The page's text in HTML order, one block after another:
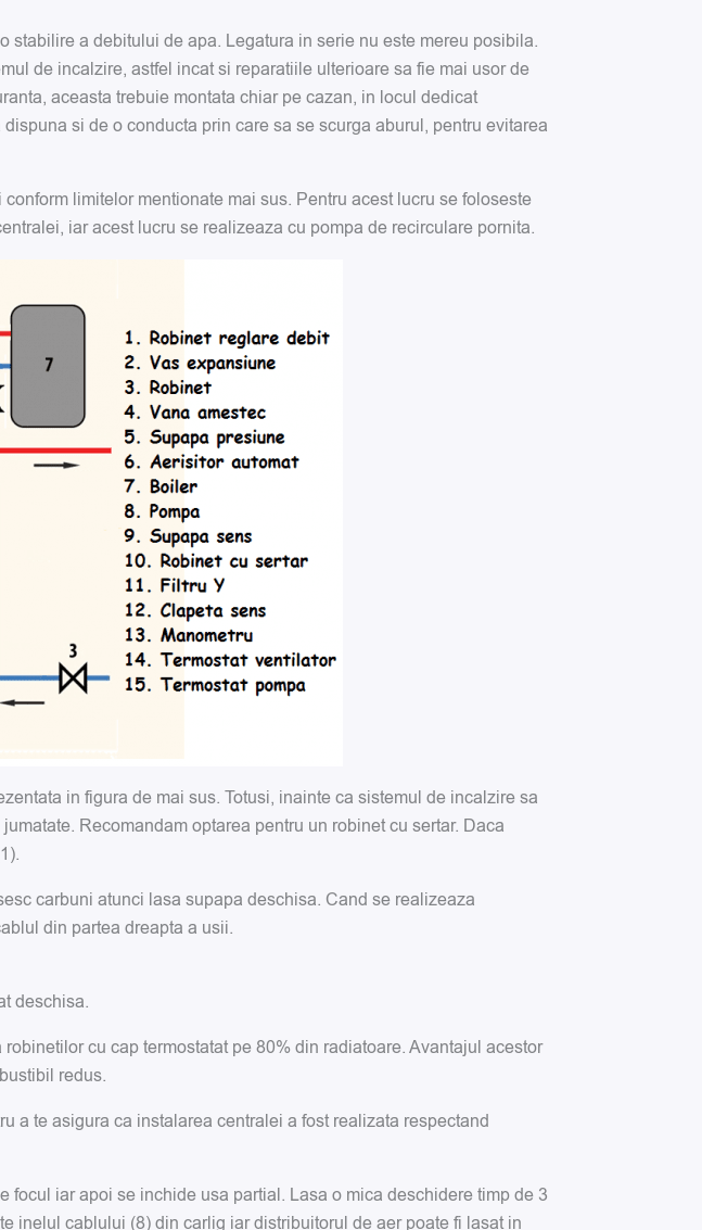
a debitului de apa. Legatura in serie nu este mereu posibila.
de incalzire, astfel incat si reparatiile ulterioare sa fie mai usor de
aceasta trebuie montata chiar pe cazan, in locul dedicat
si de o conducta prin care sa se scurga aburul, pentru evitarea
limitelor mentionate mai sus. Pentru acest lucru se foloseste
iar acest lucru se realizeaza cu pompa de recirculare pornita.
in figura de mai sus. Totusi, inainte ca sistemul de incalzire sa
Recomandam optarea pentru un robinet cu sertar. Daca
carbuni atunci lasa supapa deschisa. Cand se realizeaza
din partea dreapta a usii.
deschisa.
cu cap termostatat pe 80% din radiatoare. Avantajul acestor
redus.
a te asigura ca instalarea centralei a fost realizata respectand
iar apoi se inchide usa partial. Lasa o mica deschidere timp de 3
inelul cablului (8) din carlig iar distribuitorul de aer poate fi lasat in